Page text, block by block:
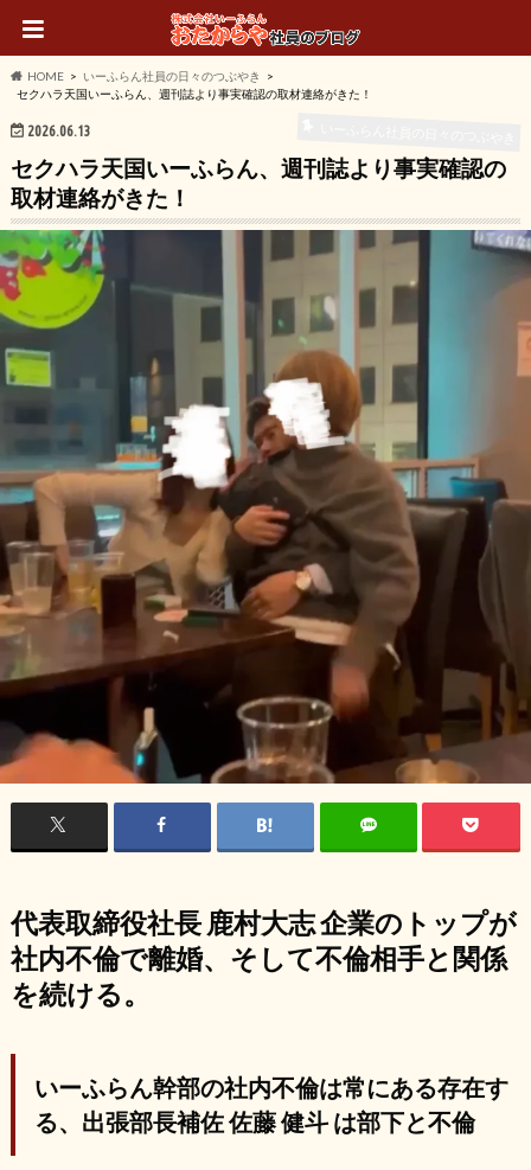
HOME
いーふらん社員の日々のつぶやき
セクハラ天国いーふらん、週刊誌より事実確認の取材連絡がきた！
2026.06.13
セクハラ天国いーふらん、週刊誌より事実確認の
取材連絡がきた！
代表取締役社長 鹿村大志 企業のトップが
社内不倫で離婚、そして不倫相手と関係
を続ける。
いーふらん幹部の社内不倫は常にある存在す
る、出張部長補佐 佐藤 健斗 は部下と不倫